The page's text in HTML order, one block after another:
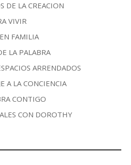
DE LA CREACION
VIVIR
FAMILIA
LA PALABRA
ARRENDADOS
A LA CONCIENCIA
CONTIGO
CON DOROTHY